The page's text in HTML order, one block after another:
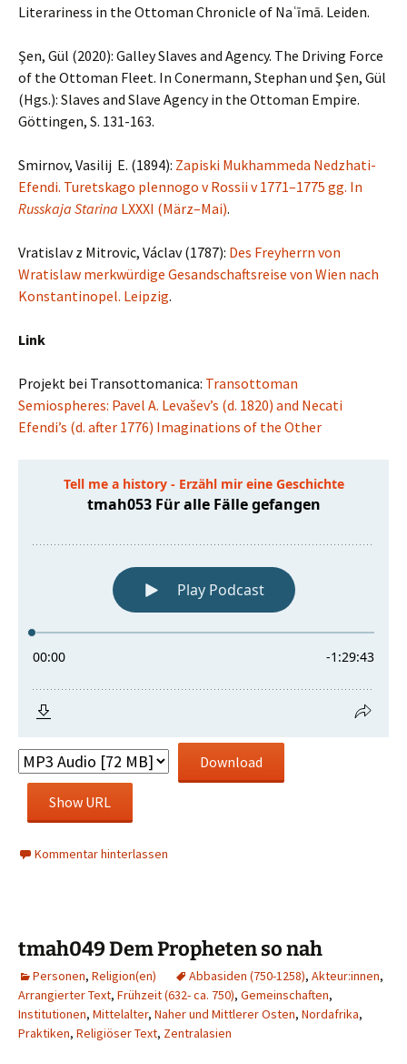
Literariness in the Ottoman Chronicle of Naʿīmā. Leiden.
Şen, Gül (2020): Galley Slaves and Agency. The Driving Force
of the Ottoman Fleet. In Conermann, Stephan und Şen, Gül
(Hgs.): Slaves and Slave Agency in the Ottoman Empire.
Göttingen, S. 131-163.
Smirnov, Vasilij E. (1894): Zapiski Mukhammeda Nedzhati-
Efendi. Turetskago plennogo v Rossii v 1771–1775 gg. In
Russkaja Starina LXXXI (März–Mai).
Vratislav z Mitrovic, Václav (1787): Des Freyherrn von
Wratislaw merkwürdige Gesandschaftsreise von Wien nach
Konstantinopel. Leipzig.
Link
Projekt bei Transottomanica: Transottoman
Semiospheres: Pavel A. Levašev’s (d. 1820) and Necati
Efendi’s (d. after 1776) Imaginations of the Other
Download
Show URL
Kommentar hinterlassen
tmah049 Dem Propheten so nah
Personen, Religion(en) Abbasiden (750-1258), Akteur:innen,
Arrangierter Text, Frühzeit (632- ca. 750), Gemeinschaften,
Institutionen, Mittelalter, Naher und Mittlerer Osten, Nordafrika,
Praktiken, Religiöser Text, Zentralasien